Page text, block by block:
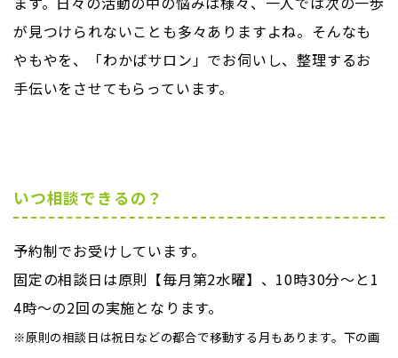
が見つけられないことも多々ありますよね。そんなも
やもやを、「わかばサロン」でお伺いし、整理するお
手伝いをさせてもらっています。
いつ相談できるの？
予約制でお受けしています。
固定の相談日は原則【毎月第2水曜】、10時30分～と1
4時～の2回の実施となります。
※原則の相談日は祝日などの都合で移動する月もあります。下の画